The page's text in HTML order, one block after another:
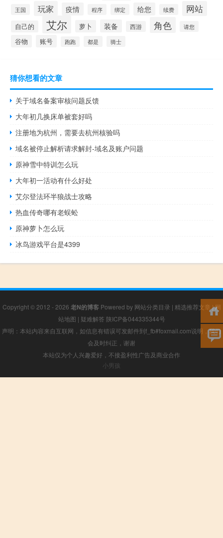
王国 玩家 疫情 程序 绑定 给您 续费 网站
自己的 艾尔 萝卜 装备 西游 角色 请您
谷物 账号 跑跑 都是 骑士
猜你想看的文章
关于域名备案审核问题反馈
大年初几换床单被套好吗
注册地为杭州，需要去杭州核验吗
域名被停止解析请求解封-域名及账户问题
原神雪中特训怎么玩
大年初一活动有什么好处
艾尔登法环半狼战士攻略
热血传奇哪有老蜈蚣
原神萝卜怎么玩
冰鸟游戏平台是4399
Copyright © 2012 - 2026 老N的博客Powered by 网站分类目录 | 精选推荐文章|网
站地图 | 疑难解答 陕ICP备044335344号
声明：本站内容来自互联网，如信息有错误可发邮件到f_fb#foxmail.com说明，我们
会及时纠正，谢谢
本站仅为个人兴趣爱好，不接盈利性广告及商业合作
小男孩